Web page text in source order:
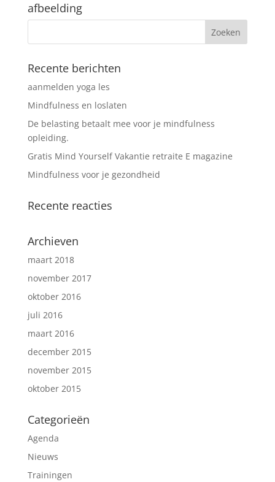
afbeelding
Recente berichten
aanmelden yoga les
Mindfulness en loslaten
De belasting betaalt mee voor je mindfulness
opleiding.
Gratis Mind Yourself Vakantie retraite E magazine
Mindfulness voor je gezondheid
Recente reacties
Archieven
maart 2018
november 2017
oktober 2016
juli 2016
maart 2016
december 2015
november 2015
oktober 2015
Categorieën
Agenda
Nieuws
Trainingen